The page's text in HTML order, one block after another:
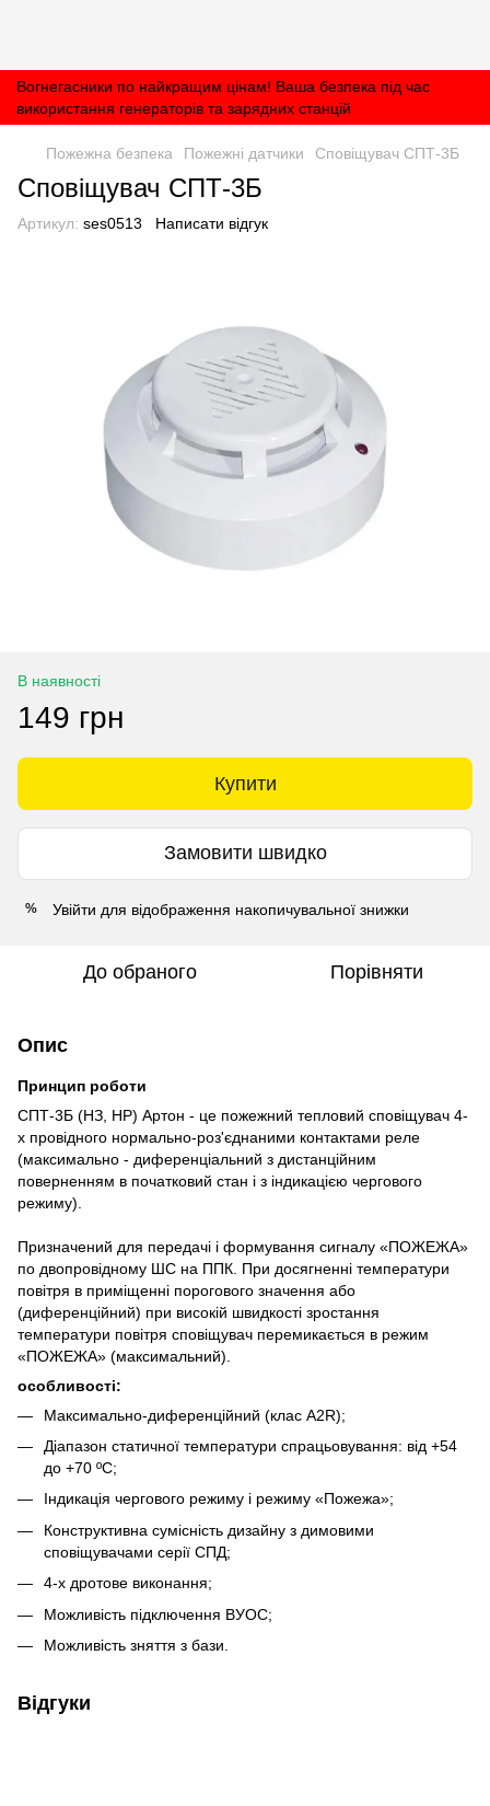
Вогнегасники по найкращим цінам! Ваша безпека під час
використання генераторів та зарядних станцій
Пожежна безпека Пожежні датчики Сповіщувач СПТ-3Б
Сповіщувач СПТ-3Б
Артикул: ses0513 Написати відгук
В наявності
149 грн
Купити
Замовити швидко
% Увійти для відображення накопичувальної знижки
До обраного Порівняти
Опис
Принцип роботи
СПТ-3Б (НЗ, НР) Артон - це пожежний тепловий сповіщувач 4-
х провідного нормально-роз'єднаними контактами реле
(максимально - диференціальний з дистанційним
поверненням в початковий стан і з індикацією чергового
режиму).
Призначений для передачі і формування сигналу «ПОЖЕЖА»
по двопровідному ШС на ППК. При досягненні температури
повітря в приміщенні порогового значення або
(диференційний) при високій швидкості зростання
температури повітря сповіщувач перемикається в режим
«ПОЖЕЖА» (максимальний).
особливості:
Максимально-диференційний (клас А2R);
Діапазон статичної температури спрацьовування: від +54
до +70 ºC;
Індикація чергового режиму і режиму «Пожежа»;
Конструктивна сумісність дизайну з димовими
сповіщувачами серії СПД;
4-х дротове виконання;
Можливість підключення ВУОС;
Можливість зняття з бази.
Відгуки